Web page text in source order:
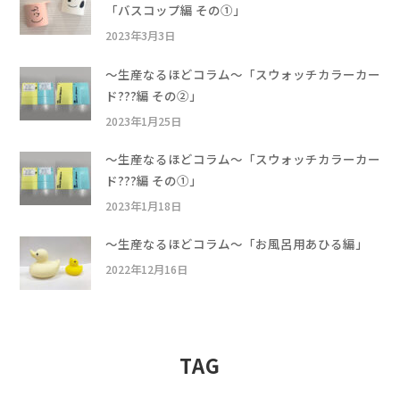
「バスコップ編 その①」
2023年3月3日
〜生産なるほどコラム〜「スウォッチカラーカー
ド???編 その②」
2023年1月25日
〜生産なるほどコラム〜「スウォッチカラーカー
ド???編 その①」
2023年1月18日
〜生産なるほどコラム〜「お風呂用あひる編」
2022年12月16日
TAG